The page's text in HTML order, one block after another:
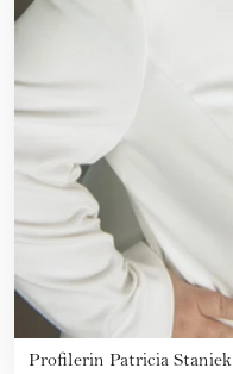
Profilerin Patricia Staniek